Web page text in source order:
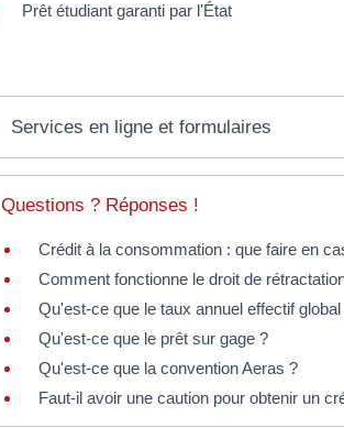
Prêt étudiant garanti par l'État
Services en ligne et formulaires
Questions ? Réponses !
Crédit à la consommation : que faire en
Comment fonctionne le droit de
Qu'est-ce que le taux annuel effectif
Qu'est-ce que le prêt sur gage ?
Qu'est-ce que la convention Aeras ?
Faut-il avoir une caution pour obtenir un